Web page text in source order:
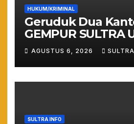
HUKUM/KRIMINAL
Geruduk Dua
GEMPUR SULTRA
Keras: Lahan
Diduduki Jika Tak
Kepastian Hukum
AGUSTUS 6, 2026
SULTRA INFO